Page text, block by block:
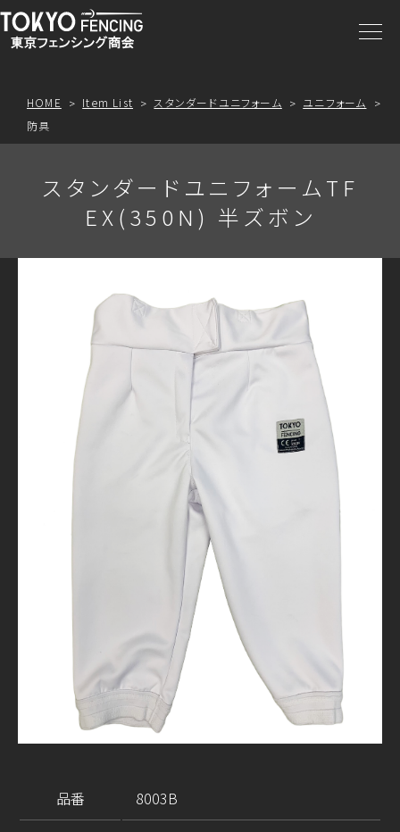
商品一覧
アクセス
お問合わせ
HOME Item List スタンダードユニフォーム
ユニフォーム
防具
スタンダードユニフォームTF
EX(350N) 半ズボン
品番 8003B